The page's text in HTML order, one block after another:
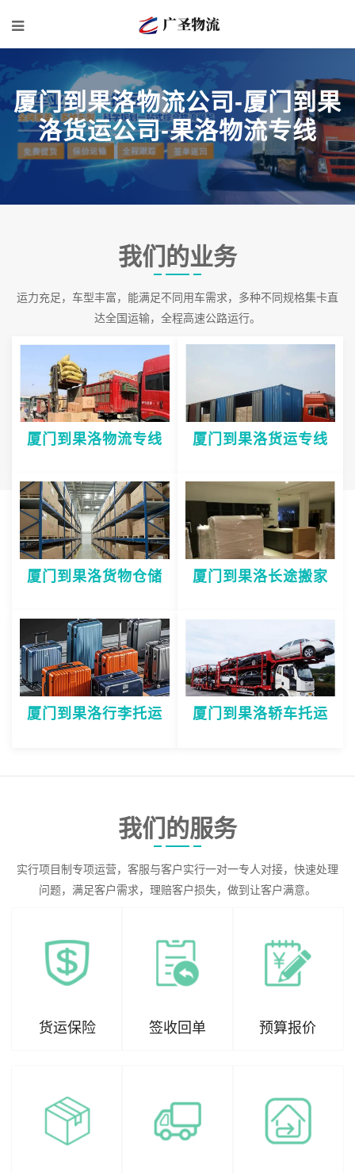
厦门到果洛物流公司-厦门到果
洛货运公司-果洛物流专线
我们的业务
运力充足，车型丰富，能满足不同用车需求，多种不同规格集卡直
达全国运输，全程高速公路运行。
厦门到果洛物流专线 厦门到果洛货运专线
厦门到果洛货物仓储 厦门到果洛长途搬家
厦门到果洛行李托运 厦门到果洛轿车托运
我们的服务
实行项目制专项运营，客服与客户实行一对一专人对接，快速处理
问题，满足客户需求，理赔客户损失，做到让客户满意。
货运保险 签收回单 预算报价